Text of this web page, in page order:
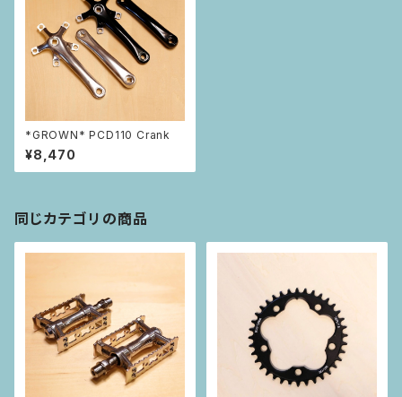
*GROWN* PCD110 Crank
¥8,470
同じカテゴリの商品